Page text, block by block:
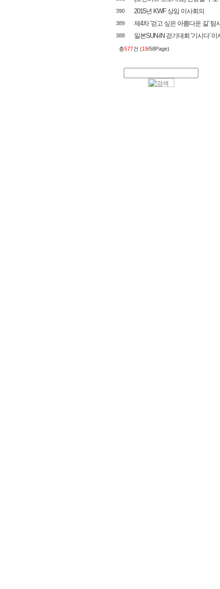
390 2015년 KWF 상임 이사회의
389 제4차 '걷고 싶은 아름다운 길' 탐
388 일본SUN-IN 걷기대회 '기시다' 이
총577건 (19/58Page)